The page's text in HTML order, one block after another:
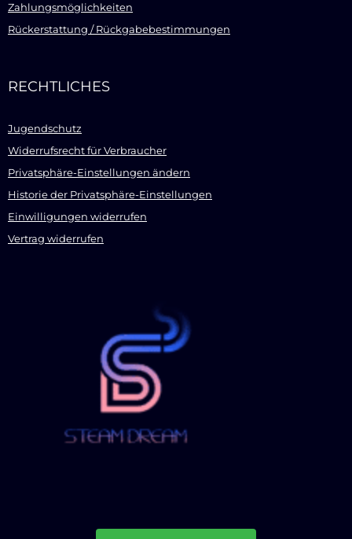
Zahlungsmöglichkeiten
Rückerstattung / Rückgabebestimmungen
RECHTLICHES
Jugendschutz
Widerrufsrecht für Verbraucher
Privatsphäre-Einstellungen ändern
Historie der Privatsphäre-Einstellungen
Einwilligungen widerrufen
Vertrag widerrufen